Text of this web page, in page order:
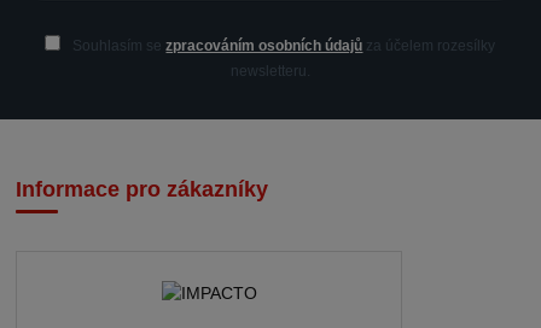
Souhlasím sezpracováním osobních údajů za účelem rozesílky
newsletteru.
Informace pro zákazníky